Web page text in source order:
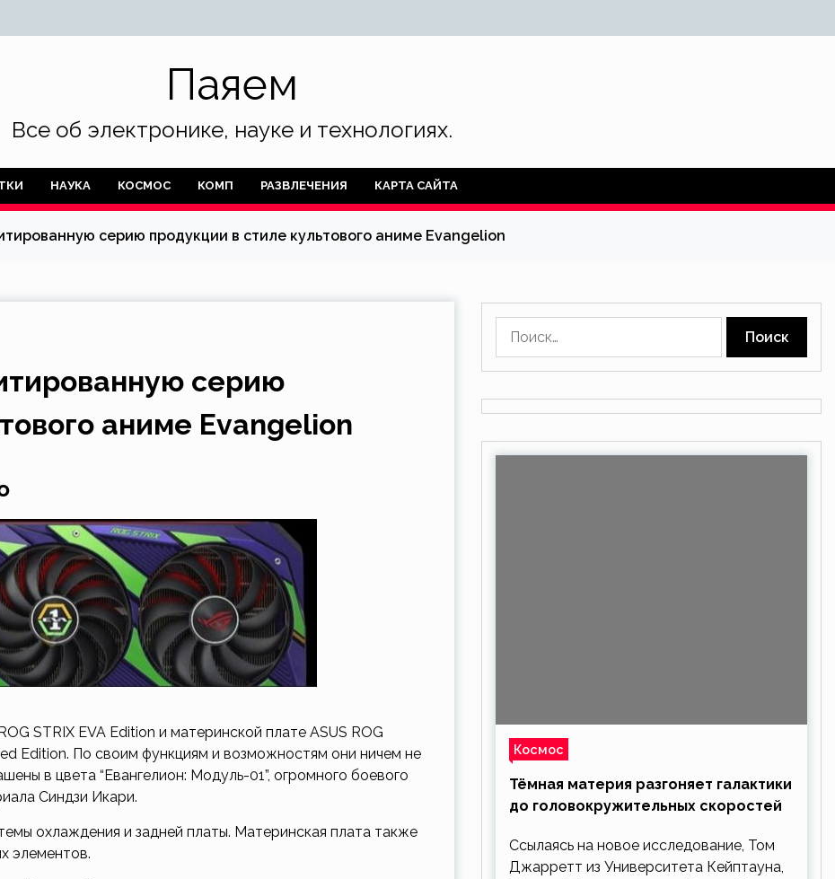
Паяем
Все об электронике, науке и технологиях.
НАУКА КОСМОС КОМП РАЗВЛЕЧЕНИЯ КАРТА САЙТА
серию продукции в стиле культового аниме Evangelion
серию
аниме Evangelion
STRIX EVA Edition и материнской плате ASUS ROG
Edition. По своим функциям и возможностям они ничем не
в цвета “Евангелион: Модуль-01”, огромного боевого
Синдзи Икари.
охлаждения и задней платы. Материнская плата также
элементов.
Космос
Тёмная материя разгоняет галактики
до головокружительных скоростей
Ссылаясь на новое исследование, Том
Джарретт из Университета Кейптауна,